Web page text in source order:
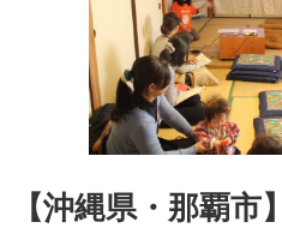
【沖縄県・那覇